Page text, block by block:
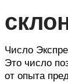
Число
Это число
от опыта